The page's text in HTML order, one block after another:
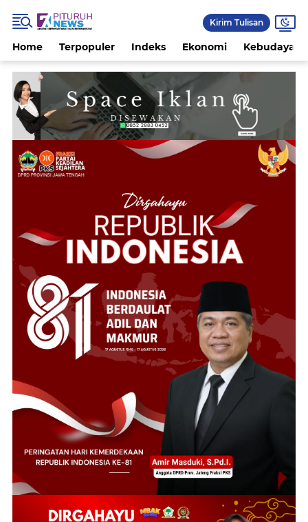
Kirim Tulisan
Home Terpopuler Indeks Ekonomi Kebudayaan